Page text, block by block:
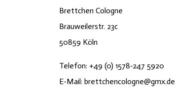
Brettchen Cologne
Brauweilerstr. 23c
50859 Köln
Telefon: +49 (0) 1578-247 5920
E-Mail: brettchencologne@gmx.de